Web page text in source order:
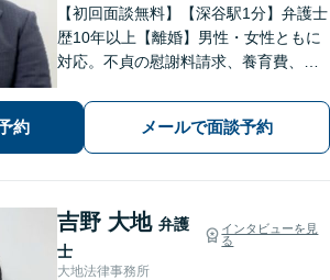
【初回面談無料】【深谷駅1分】弁護士
歴10年以上【離婚】男性・女性ともに
対応。不貞の慰謝料請求、養育費、協
棄、遺留分、遺言書の作成など。出張
相談可。少しでも不安に感じました
ら、お早めにお電話ください。
約 メールで面談予約
吉野 大地 弁護
士
インタビューを見
る
大地法律事務所